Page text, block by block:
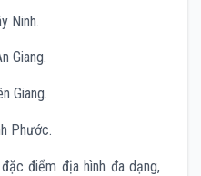
Ninh.
Giang.
Giang.
Phước.
điểm địa hình đa dạng,